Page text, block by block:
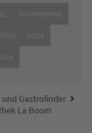
GASTRONOMIE
MODE
und Gastrofinder
La Boom